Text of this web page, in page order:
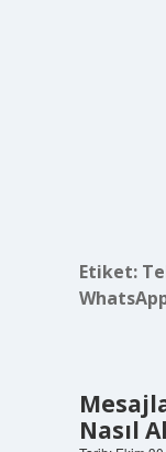
Etiket:
Nasıl